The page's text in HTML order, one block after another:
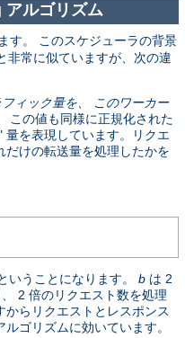
ルゴリズム
す。 このスケジューラの背景
非常に似ていますが、次の違
ィック量を、 このワーカー
この値も同様に正規化された
を表現しています。リクエ
だけの転送量を処理したかを
いうことになります。 b は 2
2 倍のリクエスト数を処理
らリクエストとレスポンス
ゴリズムに効いています。